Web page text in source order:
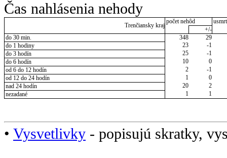
Čas nahlásenia nehody
Trenčiansky kraj
počet nehôd
+/-
do 30 min.
348
29
do 1 hodiny
23
-1
do 3 hodín
25
-1
do 6 hodín
10
0
od 6 do 12 hodín
2
-1
od 12 do 24 hodín
1
0
nad 24 hodín
20
2
nezadané
1 1
• Vysvetlivky - popisujú skratky,